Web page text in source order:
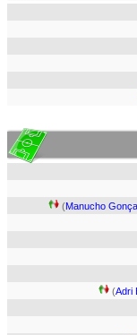
(Manucho
(Adri